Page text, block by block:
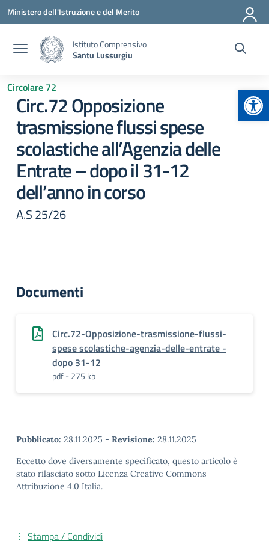
Vai ai contenuti
Vai al menu di navigazione
Vai al footer
Ministero dell'Istruzione e del Merito
Istituto Comprensivo
Santu Lussurgiu
Circolare 72
Circ.72 Opposizione
trasmissione flussi spese
scolastiche all’Agenzia delle
Entrate – dopo il 31-12
dell’anno in corso
A.S 25/26
Documenti
Circ.72-Opposizione-trasmissione-flussi-
spese scolastiche-agenzia-delle-entrate -
dopo 31-12
pdf - 275 kb
Pubblicato: 28.11.2025 - Revisione: 28.11.2025
Eccetto dove diversamente specificato, questo articolo è
stato rilasciato sotto Licenza Creative Commons
Attribuzione 4.0 Italia.
Stampa / Condividi